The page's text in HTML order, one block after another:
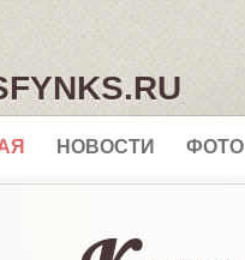
НОВОСТИ ФОТО